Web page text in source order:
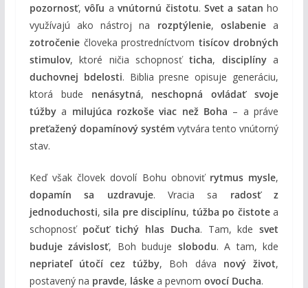
pozornosť,vôľu avnútornú čistotu. Svet a satan ho
využívajú ako nástroj na rozptýlenie,oslabenie a
zotročeniečloveka prostredníctvomtisícov drobných
stimulov, ktoré ničia schopnosťticha, disciplínya
duchovnej bdelosti. Biblia presne opisuje generáciu,
ktorá bude nenásytná, neschopná ovládať svoje
túžbya milujúca rozkoše viac než Boha – a práve
preťažený dopamínový systémvytvára tento vnútorný
stav.
Keď však človek dovolí Bohu obnoviť rytmus mysle,
dopamín sa uzdravuje. Vracia sa radosť z
jednoduchosti,sila pre disciplínu, túžba po čistotea
schopnosť počuť tichý hlas Ducha. Tam, kdesvet
buduje závislosť, Boh buduje slobodu. A tam, kde
nepriateľ útočí cez túžby, Boh dáva nový život,
postavený na pravde, láskea pevnom ovocí Ducha.